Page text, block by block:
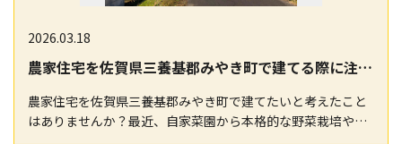
2026.03.18
農家住宅を佐賀県三養基郡みやき町で建てる際に注意すべき重要ポイントガイド
農家住宅を佐賀県三養基郡みやき町で建てたいと考えたこと
はありませんか？最近、自家菜園から本格的な野菜栽培や兼
業農家として農業への一歩を踏み出すケースが増えてい…